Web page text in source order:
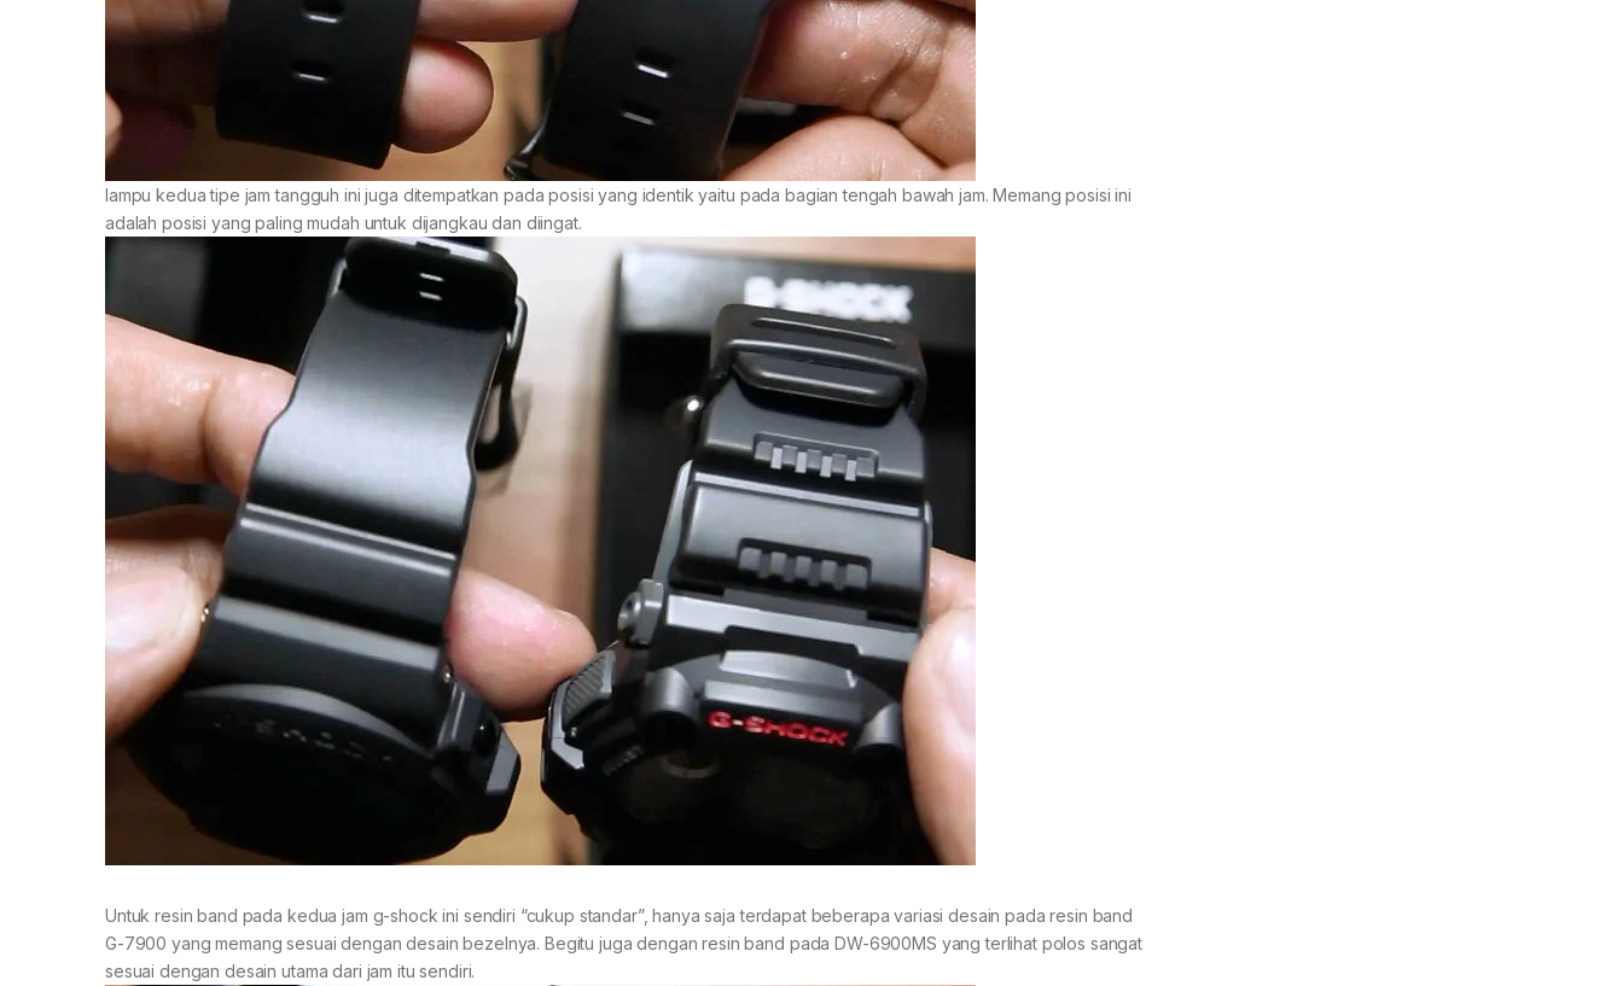
lampu kedua tipe jam tangguh ini juga ditempatkan pada posisi yang identik yaitu pada bagian tengah bawah jam. Memang posisi ini
adalah posisi yang paling mudah untuk dijangkau dan diingat.
Untuk resin band pada kedua jam g-shock ini sendiri “cukup standar”, hanya saja terdapat beberapa variasi desain pada resin band
G-7900 yang memang sesuai dengan desain bezelnya. Begitu juga dengan resin band pada DW-6900MS yang terlihat polos sangat
sesuai dengan desain utama dari jam itu sendiri.